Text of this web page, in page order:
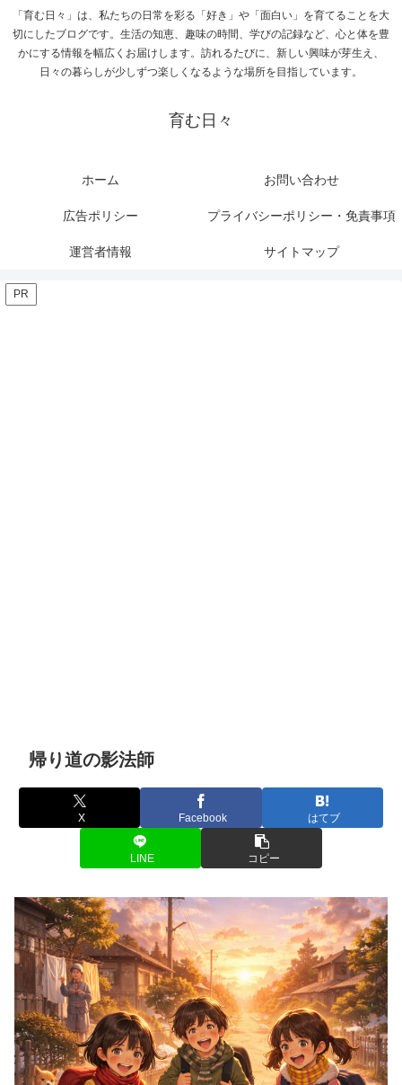
「育む日々」は、私たちの日常を彩る「好き」や「面白い」を育てることを大
切にしたブログです。生活の知恵、趣味の時間、学びの記録など、心と体を豊
かにする情報を幅広くお届けします。訪れるたびに、新しい興味が芽生え、
日々の暮らしが少しずつ楽しくなるような場所を目指しています。
育む日々
ホーム お問い合わせ
広告ポリシー プライバシーポリシー・免責事項
運営者情報 サイトマップ
PR
帰り道の影法師
X Facebook はてブ
LINE コピー